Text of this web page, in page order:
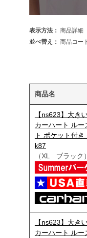
表示方法： 商品詳細
並べ替え： 商品コー
商品名
【ns623】大き
カーハート ル
ト ポケット付
k87
（XL ブラック
【ns623】大き
カーハート ル